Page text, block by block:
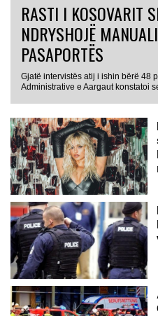
RASTI I KOSOVARIT
NDRYSHOJË
PASAPORTËS
Gjatë intervistës atij i ishin bërë 48
Administrative e Aargaut konstatoi
GJERMANI